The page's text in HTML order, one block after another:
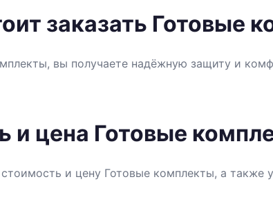
заказать Готовые
вы получаете надёжную защиту и
и цена Готовые
и цену Готовые комплекты, а